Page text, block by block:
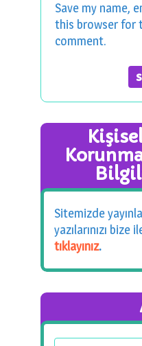
Save my name,
this browser for
comment.
Sitemizde
yazılarınızı
tıklayınız.